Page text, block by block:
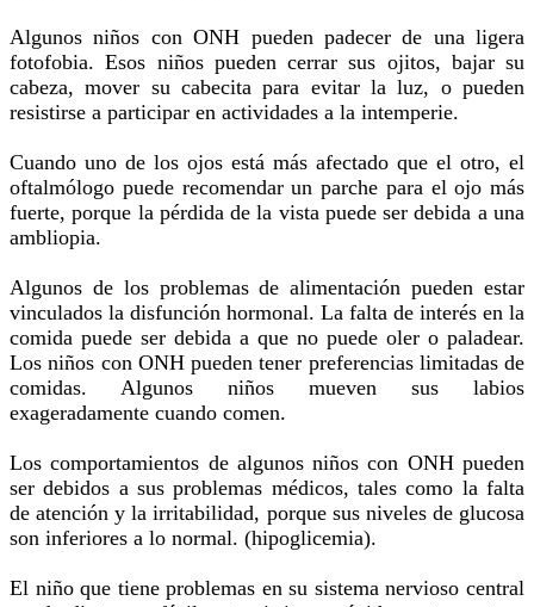
Algunos niños con ONH pueden padecer de una ligera
fotofobia. Esos niños pueden cerrar sus ojitos, bajar su
cabeza, mover su cabecita para evitar la luz, o pueden
resistirse a participar en actividades a la intemperie.
Cuando uno de los ojos está más afectado que el otro, el
oftalmólogo puede recomendar un parche para el ojo más
fuerte, porque la pérdida de la vista puede ser debida a una
ambliopia.
Algunos de los problemas de alimentación pueden estar
vinculados la disfunción hormonal. La falta de interés en la
comida puede ser debida a que no puede oler o paladear.
Los niños con ONH pueden tener preferencias limitadas de
comidas. Algunos niños mueven sus labios
exageradamente cuando comen.
Los comportamientos de algunos niños con ONH pueden
ser debidos a sus problemas médicos, tales como la falta
de atención y la irritabilidad, porque sus niveles de glucosa
son inferiores a lo normal. (hipoglicemia).
El niño que tiene problemas en su sistema nervioso central